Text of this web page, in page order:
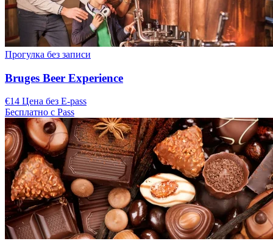
Прогулка без записи
Bruges Beer Experience
€14 Цена без E-pass
Бесплатно с Pass